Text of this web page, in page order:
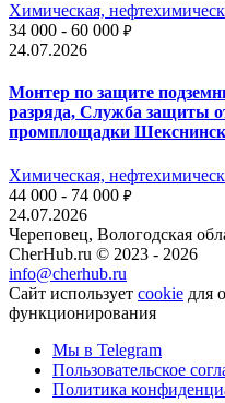
Химическая,
34 000 - 60 000 ₽
24.07.2026
Монтер по защите
разряда, Служба защиты
промплощадки
Химическая,
44 000 - 74 000 ₽
24.07.2026
Череповец, Вологодская
CherHub.ru © 2023 - 2026
info@cherhub.ru
Сайт использует cookie для
функционирования
Мы в Telegram
Пользовательское
Политика